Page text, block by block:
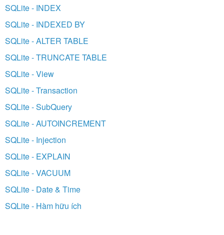
SQLite - INDEX
SQLite - INDEXED BY
SQLite - ALTER TABLE
SQLite - TRUNCATE TABLE
SQLite - View
SQLite - Transaction
SQLite - SubQuery
SQLite - AUTOINCREMENT
SQLite - Injection
SQLite - EXPLAIN
SQLite - VACUUM
SQLite - Date & Time
SQLite - Hàm hữu ích